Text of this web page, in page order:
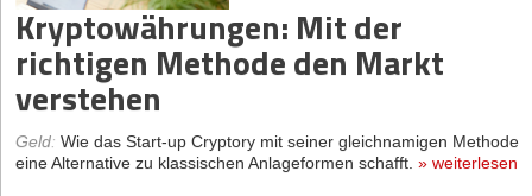
Kryptowährungen: Mit der
richtigen Methode den Markt
verstehen
Geld: Wie das Start-up Cryptory mit seiner gleichnamigen Methode
eine Alternative zu klassischen Anlageformen schafft. » weiterlesen